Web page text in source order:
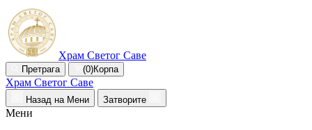
Храм Светог Саве
Претрага (0)Корпа
Храм Светог Саве
Назад на Мени Затворите
Мени